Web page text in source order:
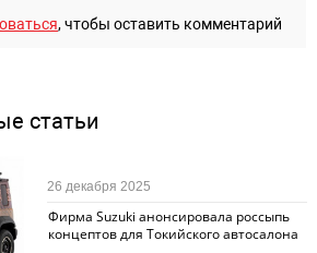
, чтобы оставить комментарий
статьи
Фирма Suzuki анонсировала россыпь
концептов для Токийского автосалона
26 декабря 2025